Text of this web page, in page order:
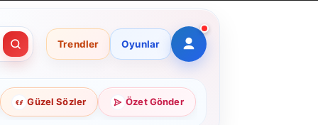
Trendler Oyunlar
Güzel Sözler Özet Gönder